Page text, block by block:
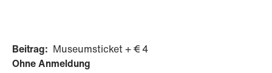
Beitrag: Museumsticket + € 4
Ohne Anmeldung